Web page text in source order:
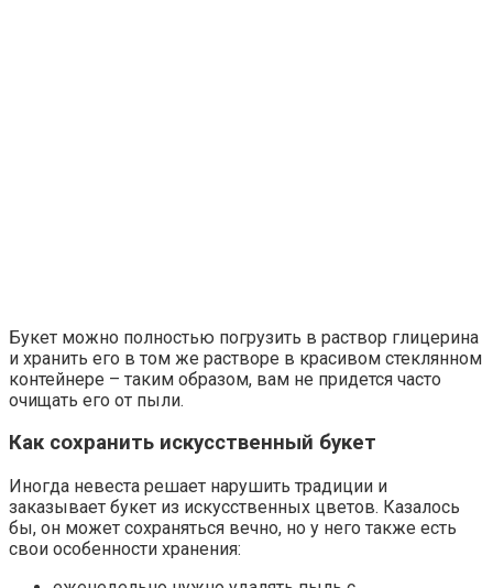
Букет можно полностью погрузить в раствор глицерина
и хранить его в том же растворе в красивом стеклянном
контейнере – таким образом, вам не придется часто
очищать его от пыли.
Как сохранить искусственный букет
Иногда невеста решает нарушить традиции и
заказывает букет из искусственных цветов. Казалось
бы, он может сохраняться вечно, но у него также есть
свои особенности хранения: